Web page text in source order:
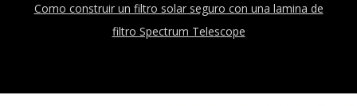
Como construir un filtro solar seguro con una lamina de
filtro Spectrum Telescope